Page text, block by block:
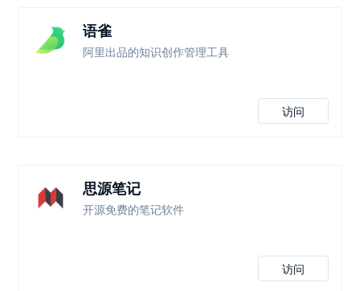
语雀
阿里出品的知识创作管理工具
访问
思源笔记
开源免费的笔记软件
访问